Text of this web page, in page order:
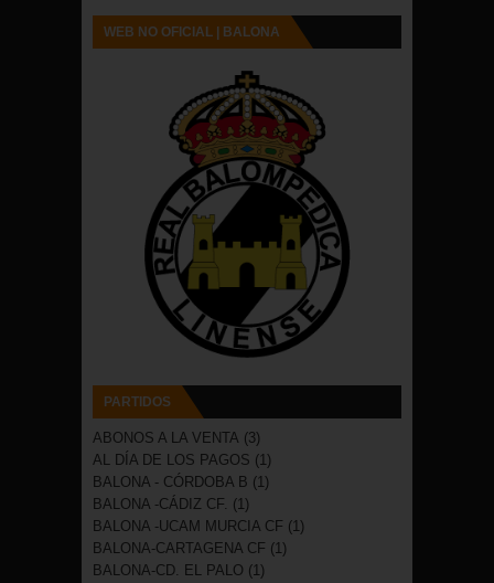
WEB NO OFICIAL | BALONA
PARTIDOS
ABONOS A LA VENTA (3)
AL DÍA DE LOS PAGOS (1)
BALONA - CÓRDOBA B (1)
BALONA -CÁDIZ CF. (1)
BALONA -UCAM MURCIA CF (1)
BALONA-CARTAGENA CF (1)
BALONA-CD. EL PALO (1)